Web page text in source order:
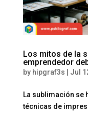
Los mitos de la
emprendedor
by hipgraf3s | Jul
La sublimación se
técnicas de